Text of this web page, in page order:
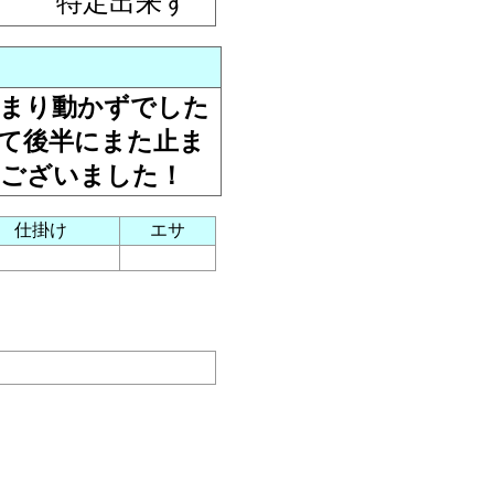
り動かずでした
後半にまた止ま
ざいました！
仕掛け エサ